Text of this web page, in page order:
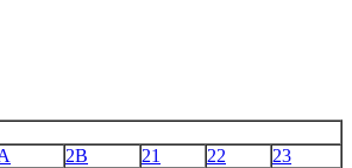
2B 21 22
23